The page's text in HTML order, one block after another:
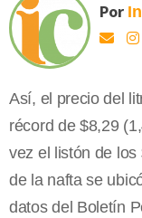
Por
Así, el precio del
récord de $8,29
vez el listón de los
de la nafta se
datos del Boletín